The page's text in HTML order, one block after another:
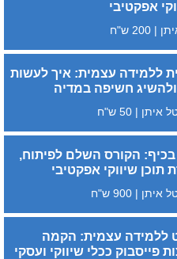
אפקטיבי
ש"ח
ללמידה עצמית: איך לעשות
ולהשיג חשיפה במדיה
| 50 ש"ח
בכיף: הקורס השלם לפיתוח,
תוכן שיווקי אפקטיבי
| 900 ש"ח
ללמידה עצמית: הקמה
פייסבוק ככלי שיווקי ועסקי